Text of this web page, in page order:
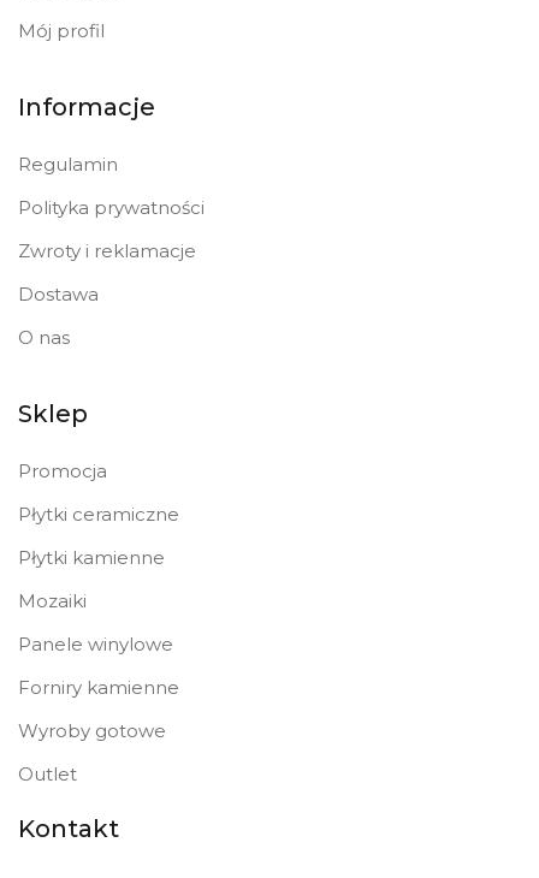
Mój profil
Informacje
Regulamin
Polityka prywatności
Zwroty i reklamacje
Dostawa
O nas
Sklep
Promocja
Płytki ceramiczne
Płytki kamienne
Mozaiki
Panele winylowe
Forniry kamienne
Wyroby gotowe
Outlet
Kontakt